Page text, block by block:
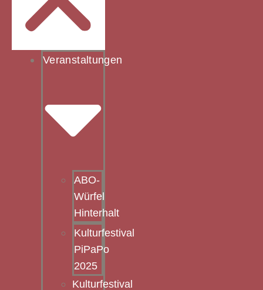
Veranstaltungen
ABO-
Würfel
Hinterhalt
Kulturfestival
PiPaPo
2025
Kulturfestival